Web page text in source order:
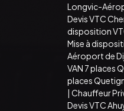
Longvic-
Devis VTC
disposition
Mise à
Aéroport de
VAN 7 places
places
| Chauffeur
Devis VTC